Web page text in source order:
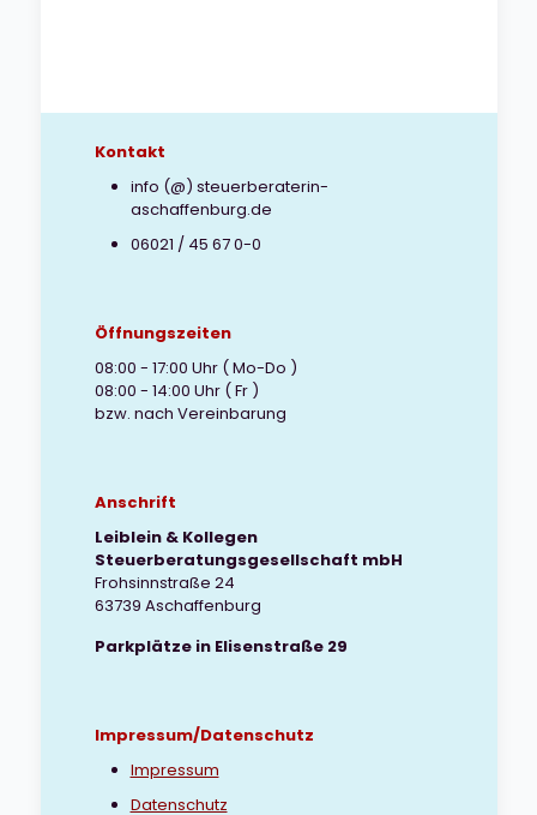
Kontakt
info (@) steuerberaterin-
aschaffenburg.de
06021 / 45 67 0-0
Öffnungszeiten
08:00 - 17:00 Uhr ( Mo-Do )
08:00 - 14:00 Uhr ( Fr )
bzw. nach Vereinbarung
Anschrift
Leiblein & Kollegen
Steuerberatungsgesellschaft mbH
Frohsinnstraße 24
63739 Aschaffenburg
Parkplätze in Elisenstraße 29
Impressum/Datenschutz
Impressum
Datenschutz